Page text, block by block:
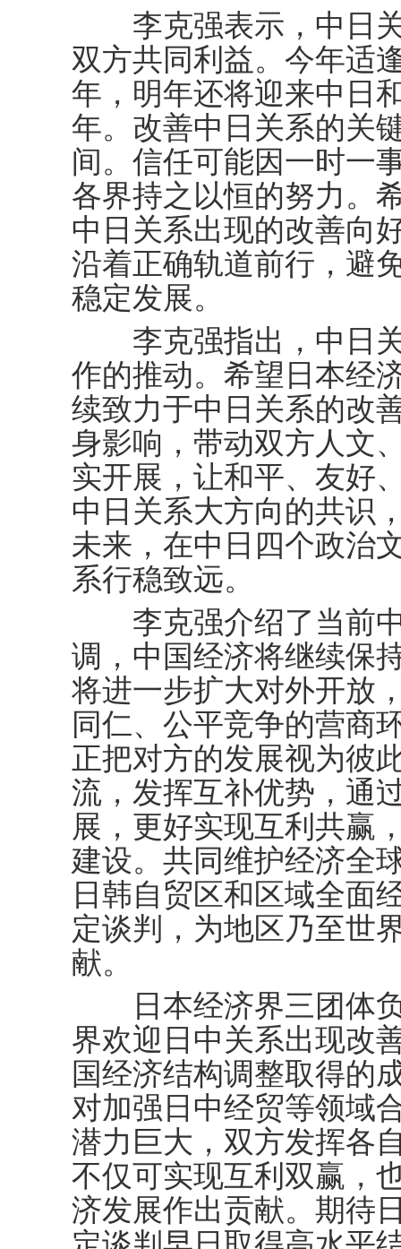
李克强表示，中日关
双方共同利益。今年适
年，明年还将迎来中日
年。改善中日关系的关
间。信任可能因一时一
各界持之以恒的努力。
中日关系出现的改善向
沿着正确轨道前行，避
稳定发展。
李克强指出，中日关
作的推动。希望日本经
续致力于中日关系的改
身影响，带动双方人文
实开展，让和平、友好
中日关系大方向的共识
未来，在中日四个政治
系行稳致远。
李克强介绍了当前中
调，中国经济将继续保
将进一步扩大对外开放
同仁、公平竞争的营商
正把对方的发展视为彼
流，发挥互补优势，通
展，更好实现互利共赢
建设。共同维护经济全
日韩自贸区和区域全面
定谈判，为地区乃至世
献。
日本经济界三团体负
界欢迎日中关系出现改
国经济结构调整取得的
对加强日中经贸等领域
潜力巨大，双方发挥各
不仅可实现互利双赢，
济发展作出贡献。期待